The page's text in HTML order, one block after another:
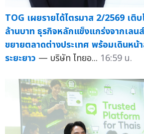
TOG เผยรายได้ไตรมาส 2/2569 เติ
ล้านบาท ธุรกิจหลักแข็งแกร่งจากเลน
ขยายตลาดต่างประเทศ พร้อมเดินหน้
ระยะยาว — บริษัท ไทยอ... 16:59 น.